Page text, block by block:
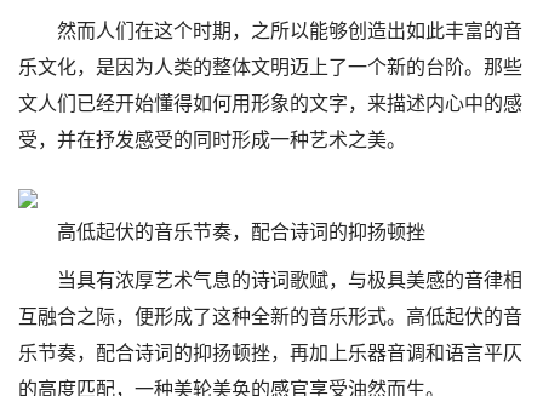
然而人们在这个时期，之所以能够创造出如此丰富的音
乐文化，是因为人类的整体文明迈上了一个新的台阶。那些
文人们已经开始懂得如何用形象的文字，来描述内心中的感
受，并在抒发感受的同时形成一种艺术之美。
高低起伏的音乐节奏，配合诗词的抑扬顿挫
当具有浓厚艺术气息的诗词歌赋，与极具美感的音律相
互融合之际，便形成了这种全新的音乐形式。高低起伏的音
乐节奏，配合诗词的抑扬顿挫，再加上乐器音调和语言平仄
的高度匹配，一种美轮美奂的感官享受油然而生。